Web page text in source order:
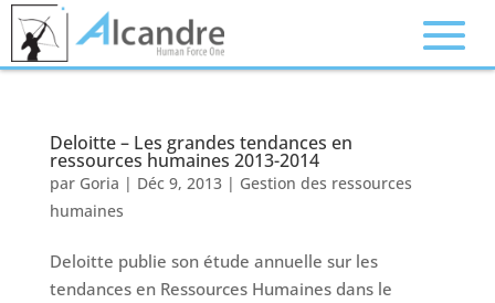
Deloitte – Les grandes tendances en
ressources humaines 2013-2014
par Goria | Déc 9, 2013| Gestion des ressources
humaines
Deloitte publie son étude annuelle sur les
tendances en Ressources Humaines dans le